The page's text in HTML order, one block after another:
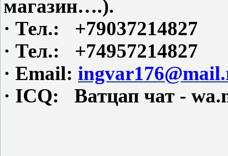
магазин….).
· Тел.: +79037214827
· Тел.: +74957214827
· Email:
· ICQ: Ватцап чат -